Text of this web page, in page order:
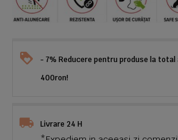
- 7% Reducere pentru produse la total
400ron!
Livrare 24 H